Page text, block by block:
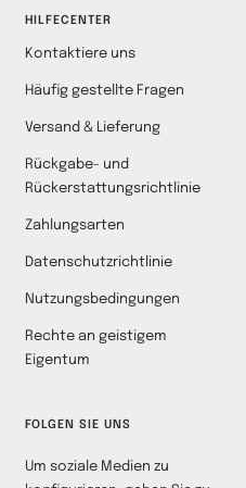
HILFECENTER
Kontaktiere uns
Häufig gestellte Fragen
Versand & Lieferung
Rückgabe- und
Rückerstattungsrichtlinie
Zahlungsarten
Datenschutzrichtlinie
Nutzungsbedingungen
Rechte an geistigem
Eigentum
FOLGEN SIE UNS
Um soziale Medien zu